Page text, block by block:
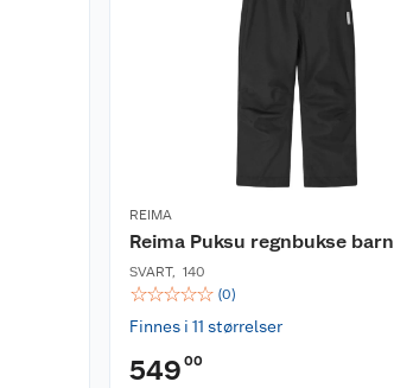
REIMA
Reima Puksu regnbukse barn
SVART, 140
☆☆☆☆☆ (0)
Finnes i 11 størrelser
549 00